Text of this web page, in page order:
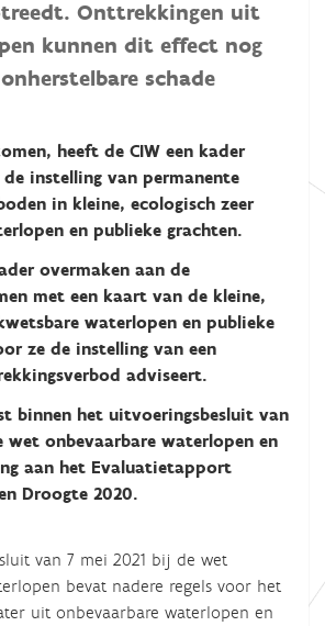
Onttrekkingen uit
kunnen dit effect nog
schade
heeft de CIW een kader
instelling van permanente
in kleine, ecologisch zeer
en publieke grachten.
overmaken aan de
met een kaart van de kleine,
waterlopen en publieke
ze de instelling van een
adviseert.
binnen het uitvoeringsbesluit van
wet onbevaarbare waterlopen en
aan het Evaluatietapport
Droogte 2020.
van 7 mei 2021 bij de wet
bevat nadere regels voor het
uit onbevaarbare waterlopen en